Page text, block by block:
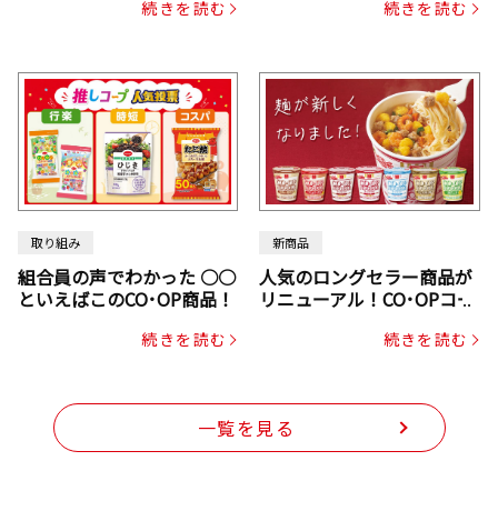
続きを読む
じん・コーン入り）続きを読む
取り組み
組合員の声でわかった ○○
といえばこのCO･OP商品！
続きを読む
新商品
人気のロングセラー商品が
リニューアル！CO･OPコー
続きを読む
一覧を見る